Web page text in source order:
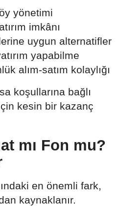
yönetimi
imkânı
uygun alternatifler
yapabilme
alım-satım kolaylığı
koşullarına bağlı
kesin bir kazanç
mı Fon mu?
en önemli fark,
kaynaklanır.